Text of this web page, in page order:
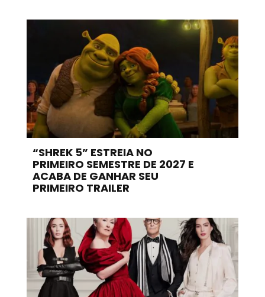
“SHREK 5” ESTREIA NO
PRIMEIRO SEMESTRE DE 2027 E
ACABA DE GANHAR SEU
PRIMEIRO TRAILER